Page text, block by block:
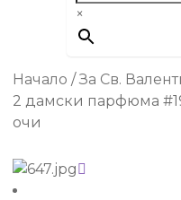
×
Начало /За Св.
2 дамски парфюма
очи